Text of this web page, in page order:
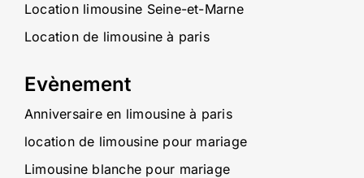
Location limousine Seine-et-Marne
Location de limousine à paris
Evènement
Anniversaire en limousine à paris
location de limousine pour mariage
Limousine blanche pour mariage